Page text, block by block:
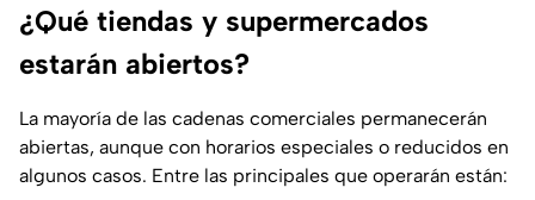
¿Qué tiendas y supermercados
estarán abiertos?
La mayoría de las cadenas comerciales permanecerán
abiertas, aunque con horarios especiales o reducidos en
algunos casos. Entre las principales que operarán están: